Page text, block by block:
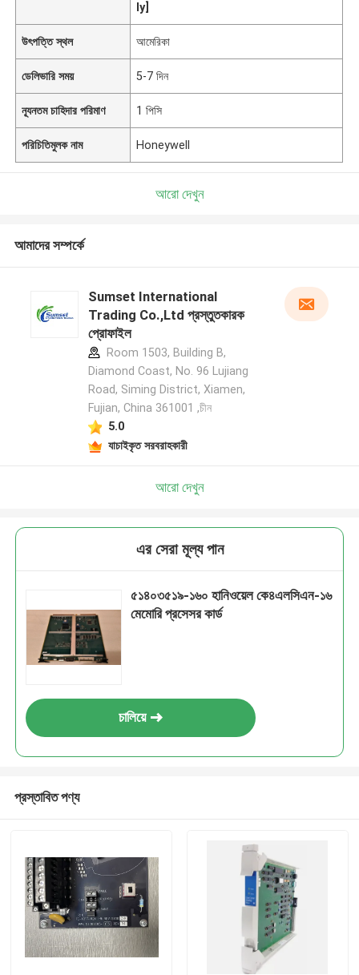
ly]
উৎপত্তি স্থল আমেরিকা
ডেলিভারি সময় 5-7 দিন
ন্যূনতম চাহিদার পরিমাণ 1 পিসি
পরিচিতিমুলক নাম Honeywell
আরো দেখুন
আমাদের সম্পর্কে
Sumset International
Trading Co.,Ltd প্রস্তুতকারক
প্রোফাইল
Room 1503, Building B,
Diamond Coast, No. 96 Lujiang
Road, Siming District, Xiamen,
Fujian, China 361001 ,চীন
5.0
যাচাইকৃত সরবরাহকারী
আরো দেখুন
এর সেরা মূল্য পান
৫১৪০৩৫১৯-১৬০ হানিওয়েল কে৪এলসিএন-১৬
মেমোরি প্রসেসর কার্ড
চালিয়ে
প্রস্তাবিত পণ্য